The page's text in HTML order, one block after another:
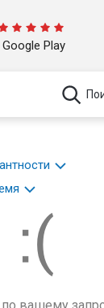
Google Play